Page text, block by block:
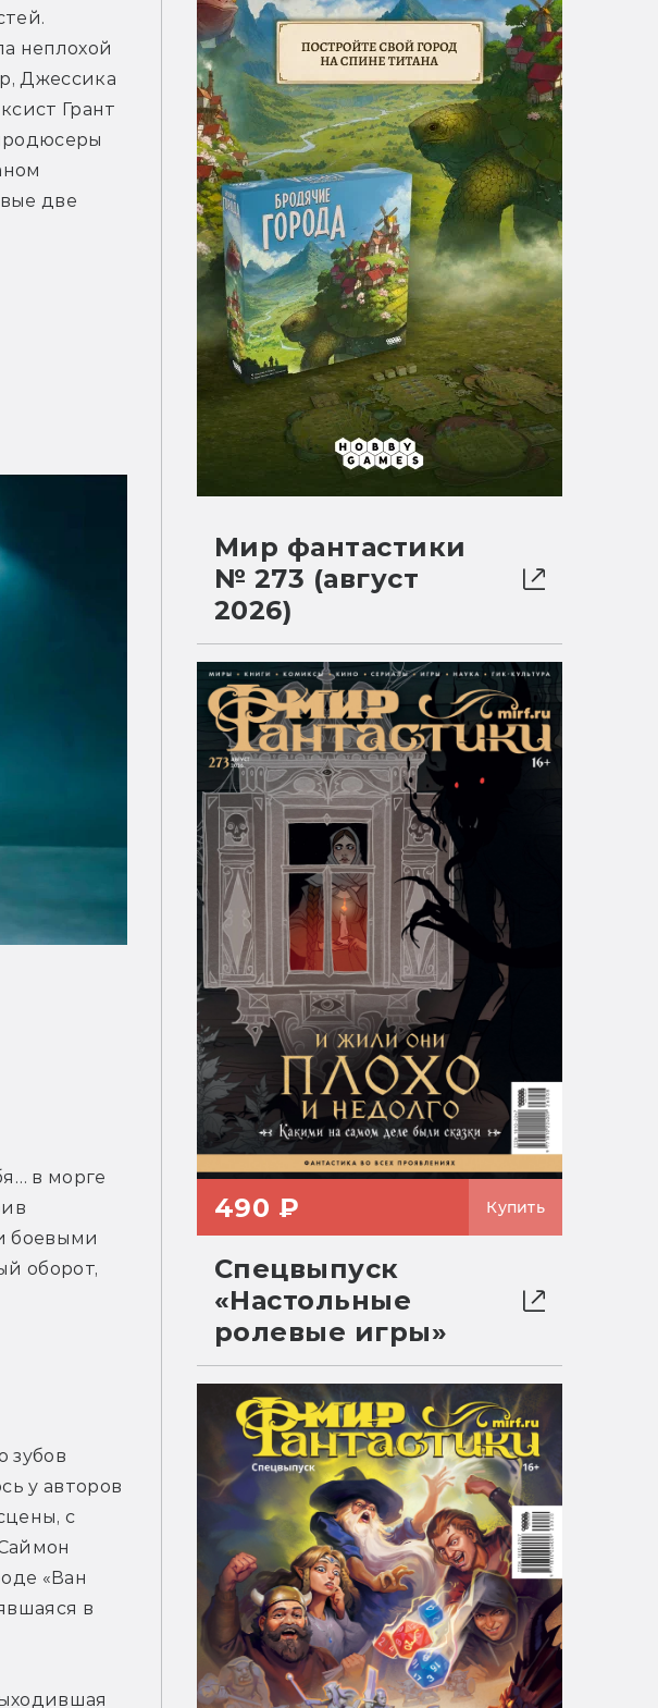
неплохой
Джессика
Грант
две
в морге
боевыми
оборот,
зубов
у авторов
с
«Ван
в
Мир фантастики
№ 273 (август
2026)
490 ₽ Купить
Спецвыпуск
«Настольные
ролевые игры»